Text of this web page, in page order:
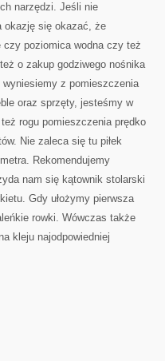
narzędzi. Jeśli nie
okazję się okazać, że
poziomica wodna czy też
o zakup godziwego nośnika
z pomieszczenia
oraz sprzęty, jesteśmy w
rogu pomieszczenia prędko
Nie zaleca się tu piłek
Rekomendujemy
nam się kątownik stolarski
Gdy ułożymy pierwsza
rowki. Wówczas także
kleju najodpowiedniej